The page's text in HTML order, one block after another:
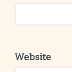
Website